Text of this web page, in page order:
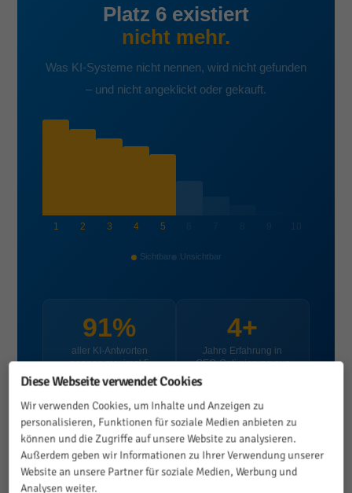
Platz 6 existiert
nicht mehr.
Was KI-Systeme nicht nennen, wird nicht gefunden
– und nicht angeklickt oder gekauft.
1 2 3 4 5
Sichtbar Unsichtbar
91%
aller KI-Antworten
nennen maximal 5
Quellen
4+
Jahre Erfahrung in
GEO-Optimierung aus
87%
der Unternehmen sind für KI-
Suche noch nicht optimiert
Diese Webseite verwendet Cookies
Wir verwenden Cookies, um Inhalte und Anzeigen zu
personalisieren, Funktionen für soziale Medien anbieten zu
können und die Zugriffe auf unsere Website zu analysieren.
Außerdem geben wir Informationen zu Ihrer Verwendung unserer
Website an unsere Partner für soziale Medien, Werbung und
Analysen weiter.